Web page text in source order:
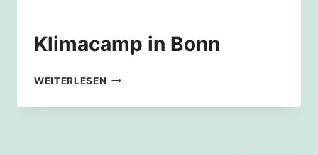
Klimacamp in Bonn
WEITERLESEN KLIMACAMP
BONN